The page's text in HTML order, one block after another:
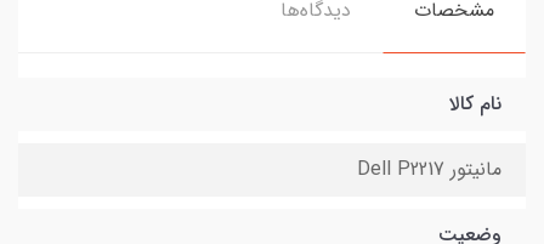
مشخصات دیدگاه‌ها
نام کالا
مانیتور Dell P2217
وضعیت